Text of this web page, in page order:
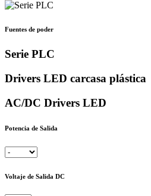
Fuentes de poder
Serie PLC
Drivers LED carcasa plástica
AC/DC Drivers LED
Potencia de Salida
Voltaje de Salida DC